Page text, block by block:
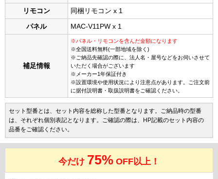
リモコン 同梱リモコン x 1
パネル MAC-V11PW x 1
補足情報
※パネル・リモコンを含んだ金額になります
※全国送料無料(一部地域を除く)
※ご納品先確認の際に、法人名・屋号などをお伺いさせて
いただく場合がございます
※メーカー1年保証付き
※設置環境や使用状況により注意点があります。ご注文前
に据付説明書・取扱説明書をご確認ください。
セット型番とは、セット内容を総称した型番となります。ご納品時の型番
は、それぞれ個別表記となります。ご確認の際は、HP記載のセット内容の
品番をご確認ください。
今だけ 75% OFF以上！